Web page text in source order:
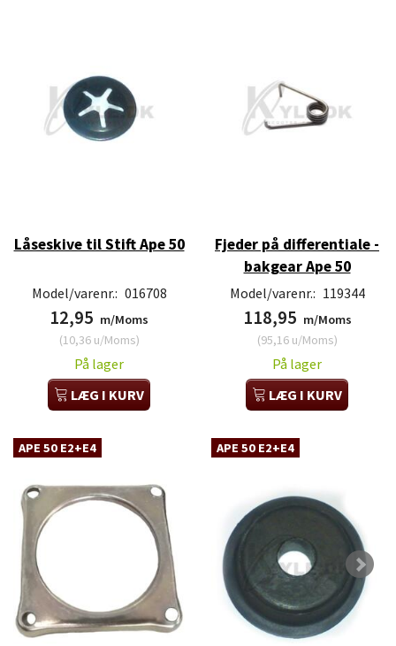
Låseskive til Stift Ape 50
Model/varenr.: 016708
12,95 m/Moms
(10,36u/Moms)
På lager
LÆG I KURV
Fjeder på differentiale -
bakgear Ape 50
Model/varenr.: 119344
118,95 m/Moms
(95,16u/Moms)
På lager
LÆG I KURV
APE 50 E2+E4 APE 50 E2+E4